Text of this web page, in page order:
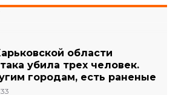
области
убила трех человек.
городам, есть раненые